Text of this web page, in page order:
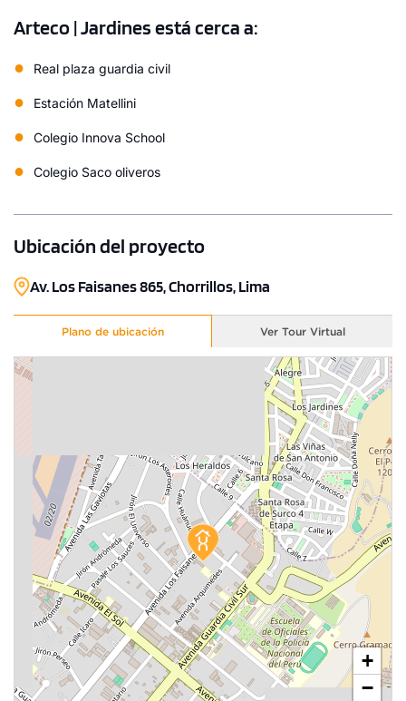
Arteco | Jardines está cerca a:
● Real plaza guardia civil
● Estación Matellini
● Colegio Innova School
● Colegio Saco oliveros
Ubicación del proyecto
Av. Los Faisanes 865, Chorrillos, Lima
Plano de ubicación Ver Tour Virtual
+
−